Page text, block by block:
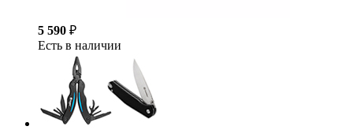
5 590 ₽
Есть в наличии